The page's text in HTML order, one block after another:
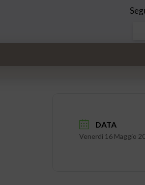
DATA
Venerdì 16 Maggio